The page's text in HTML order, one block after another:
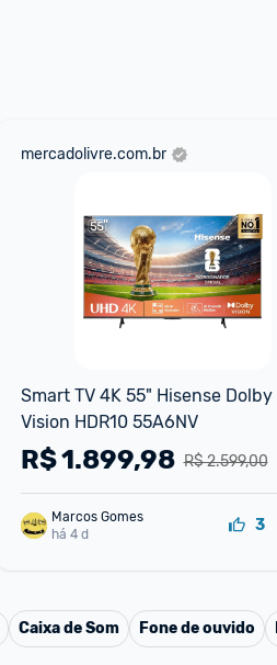
mercadolivre.com.br
Smart TV 4K 55" Hisense Dolby
Vision HDR10 55A6NV
R$ 2.599,00
R$1.899,98
Marcos Gomes
há 4 d
3
Caixa de Som Fone de ouvido